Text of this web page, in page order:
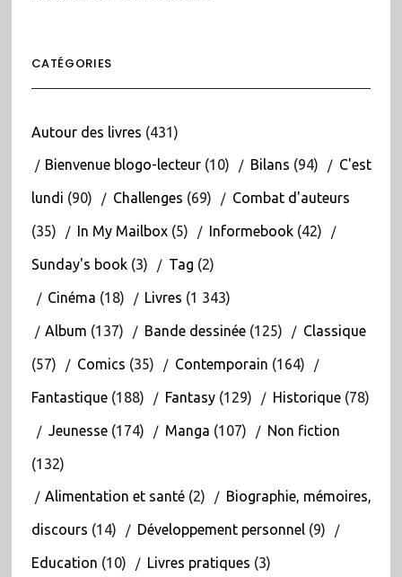
CATÉGORIES
Autour des livres (431)
Bienvenue blogo-lecteur(10) Bilans (94) C'est
lundi (90) Challenges (69) Combat d'auteurs
(35) In My Mailbox(5) Informebook(42)
Sunday's book(3) Tag (2)
Cinéma (18) Livres (1 343)
Album (137) Bande dessinée(125) Classique
(57) Comics (35) Contemporain (164)
Fantastique(188) Fantasy(129) Historique(78)
Jeunesse(174) Manga (107) Non fiction
(132)
Alimentation et santé(2) Biographie, mémoires,
discours (14) Développement personnel(9)
Education (10) Livres pratiques (3)